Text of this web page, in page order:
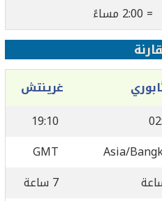
= 2:00 مساءً
غرينتش
19:10
Asia/
GMT
7 ساعة